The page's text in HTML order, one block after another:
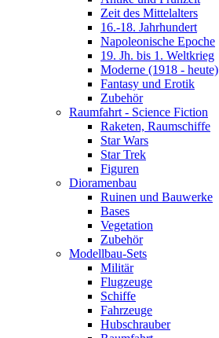
Zeit des Mittelalters
16.-18. Jahrhundert
Napoleonische Epoche
19. Jh. bis 1. Weltkrieg
Moderne (1918 - heute)
Fantasy und Erotik
Zubehör
Raumfahrt - Science Fiction
Raketen, Raumschiffe
Star Wars
Star Trek
Figuren
Dioramenbau
Ruinen und Bauwerke
Bases
Vegetation
Zubehör
Modellbau-Sets
Militär
Flugzeuge
Schiffe
Fahrzeuge
Hubschrauber